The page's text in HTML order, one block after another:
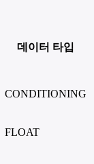
데이터 타입
CONDITIONING
FLOAT